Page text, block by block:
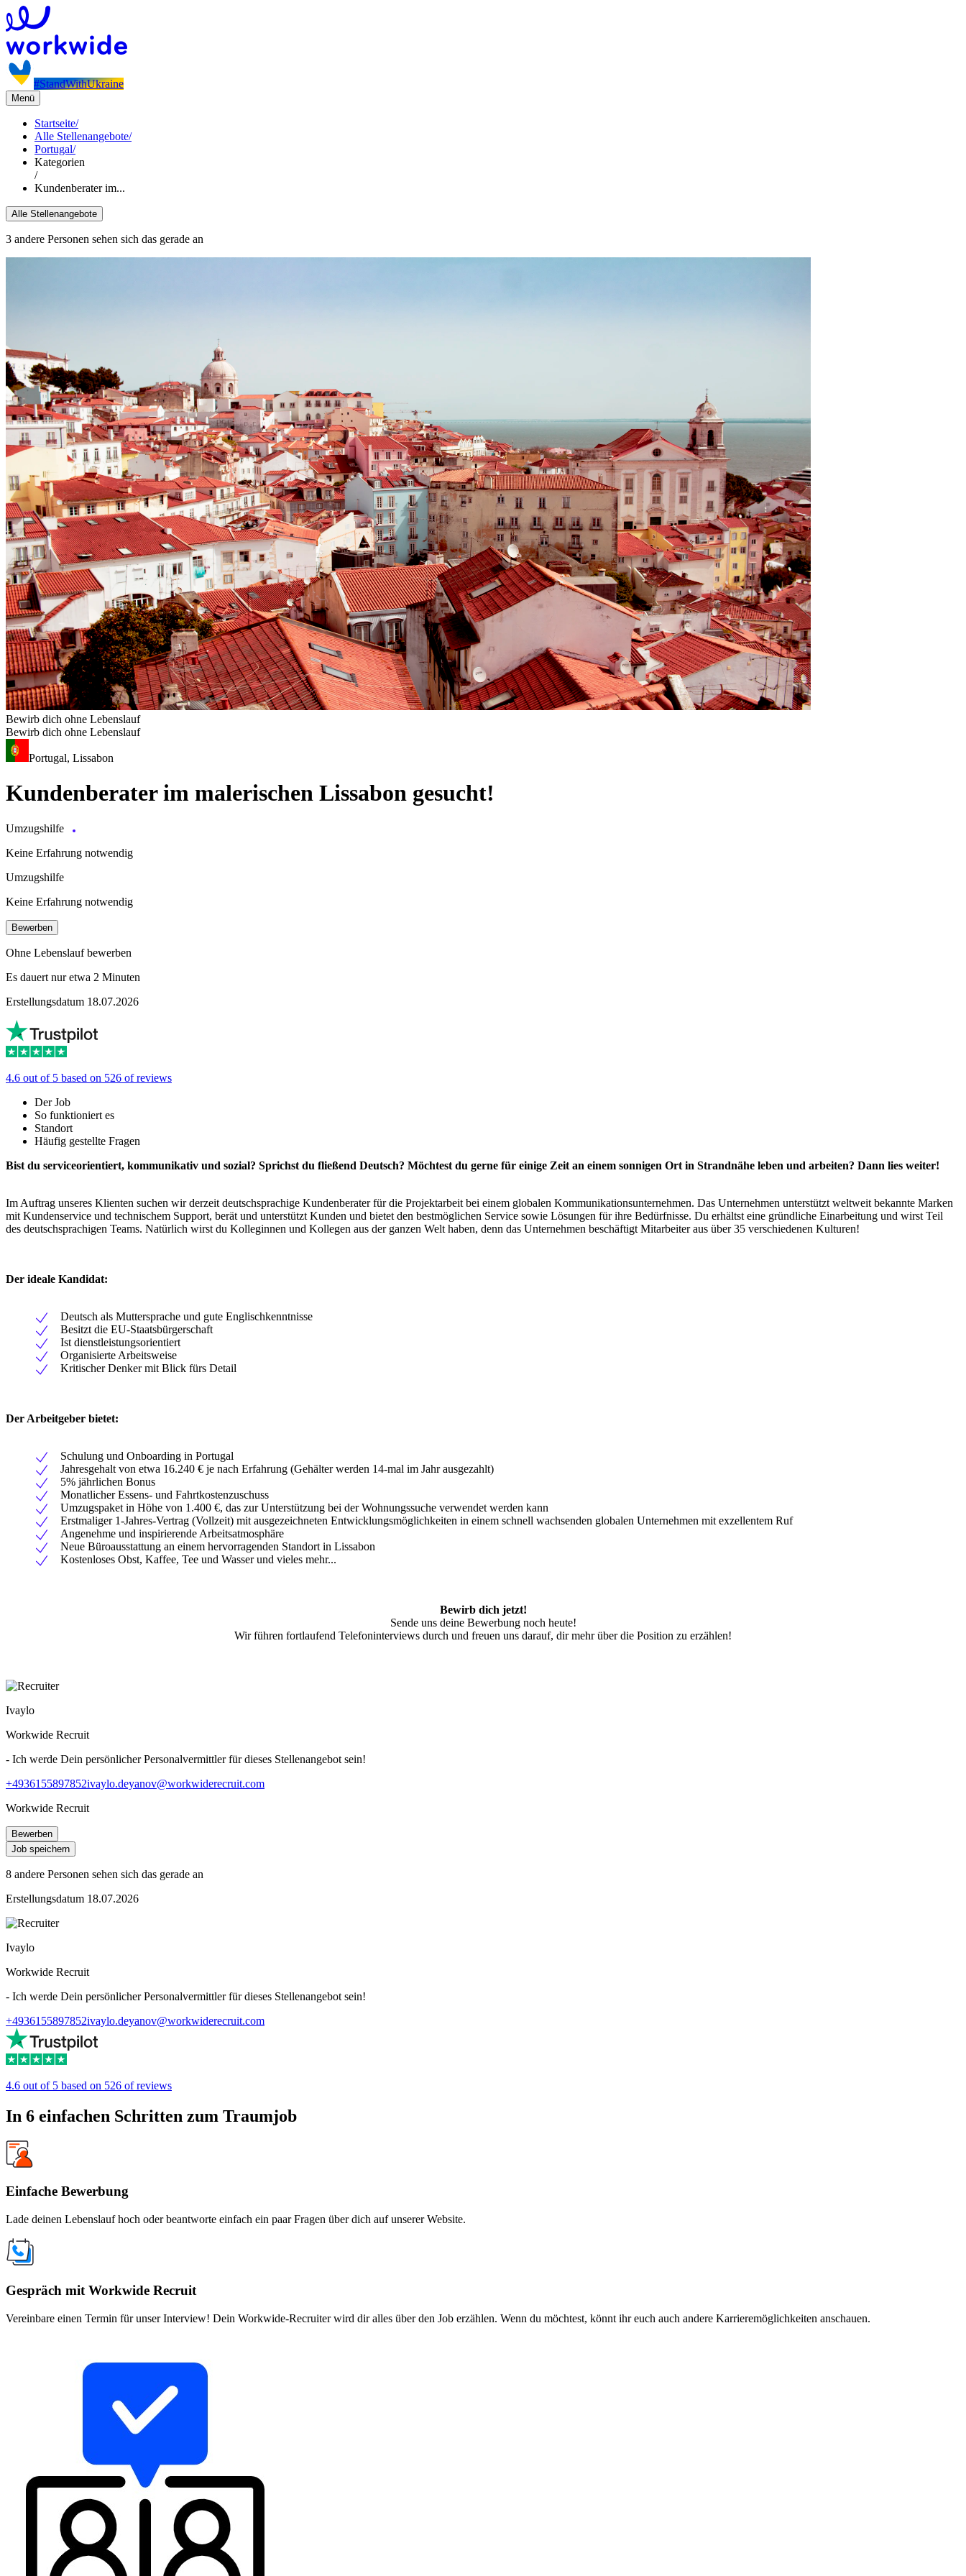
#StandWithUkraine
Menü
Startseite/
Alle Stellenangebote/
Portugal/
Kategorien
/
Kundenberater im...
Alle Stellenangebote
3 andere Personen sehen sich das gerade an
Bewirb dich ohne Lebenslauf
Bewirb dich ohne Lebenslauf
Portugal, Lissabon
Kundenberater im malerischen Lissabon gesucht!
Umzugshilfe
Keine Erfahrung notwendig
Umzugshilfe
Keine Erfahrung notwendig
Bewerben
Ohne Lebenslauf bewerben
Es dauert nur etwa 2 Minuten
Erstellungsdatum 18.07.2026
4.6 out of 5 based on 526 of reviews
Der Job
So funktioniert es
Standort
Häufig gestellte Fragen
Bist du serviceorientiert, kommunikativ und sozial? Sprichst du fließend Deutsch? Möchtest du gerne für einige Zeit an einem sonnigen Ort in Strandnähe leben und arbeiten? Dann lies weiter!
Im Auftrag unseres Klienten suchen wir derzeit deutschsprachige Kundenberater für die Projektarbeit bei einem globalen Kommunikationsunternehmen. Das Unternehmen unterstützt weltweit bekannte Marken
mit Kundenservice und technischem Support, berät und unterstützt Kunden und bietet den bestmöglichen Service sowie Lösungen für ihre Bedürfnisse. Du erhältst eine gründliche Einarbeitung und wirst Teil
des deutschsprachigen Teams. Natürlich wirst du Kolleginnen und Kollegen aus der ganzen Welt haben, denn das Unternehmen beschäftigt Mitarbeiter aus über 35 verschiedenen Kulturen!
Der ideale Kandidat:
Deutsch als Muttersprache und gute Englischkenntnisse
Besitzt die EU-Staatsbürgerschaft
Ist dienstleistungsorientiert
Organisierte Arbeitsweise
Kritischer Denker mit Blick fürs Detail
Der Arbeitgeber bietet:
Schulung und Onboarding in Portugal
Jahresgehalt von etwa 16.240 € je nach Erfahrung (Gehälter werden 14-mal im Jahr ausgezahlt)
5% jährlichen Bonus
Monatlicher Essens- und Fahrtkostenzuschuss
Umzugspaket in Höhe von 1.400 €, das zur Unterstützung bei der Wohnungssuche verwendet werden kann
Erstmaliger 1-Jahres-Vertrag (Vollzeit) mit ausgezeichneten Entwicklungsmöglichkeiten in einem schnell wachsenden globalen Unternehmen mit exzellentem Ruf
Angenehme und inspirierende Arbeitsatmosphäre
Neue Büroausstattung an einem hervorragenden Standort in Lissabon
Kostenloses Obst, Kaffee, Tee und Wasser und vieles mehr...
Bewirb dich jetzt!
Sende uns deine Bewerbung noch heute!
Wir führen fortlaufend Telefoninterviews durch und freuen uns darauf, dir mehr über die Position zu erzählen!
Ivaylo
Workwide Recruit
- Ich werde Dein persönlicher Personalvermittler für dieses Stellenangebot sein!
+4936155897852ivaylo.deyanov@workwiderecruit.com
Workwide Recruit
Bewerben
Job speichern
8 andere Personen sehen sich das gerade an
Erstellungsdatum 18.07.2026
Ivaylo
Workwide Recruit
- Ich werde Dein persönlicher Personalvermittler für dieses Stellenangebot sein!
+4936155897852ivaylo.deyanov@workwiderecruit.com
4.6 out of 5 based on 526 of reviews
In 6 einfachen Schritten zum Traumjob
Einfache Bewerbung
Lade deinen Lebenslauf hoch oder beantworte einfach ein paar Fragen über dich auf unserer Website.
Gespräch mit Workwide Recruit
Vereinbare einen Termin für unser Interview! Dein Workwide-Recruiter wird dir alles über den Job erzählen. Wenn du möchtest, könnt ihr euch auch andere Karrieremöglichkeiten anschauen.